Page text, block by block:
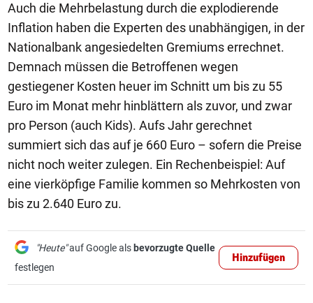
Auch die Mehrbelastung durch die explodierende
Inflation haben die Experten des unabhängigen, in der
Nationalbank angesiedelten Gremiums errechnet.
Demnach müssen die Betroffenen wegen
gestiegener Kosten heuer im Schnitt um bis zu 55
Euro im Monat mehr hinblättern als zuvor, und zwar
pro Person (auch Kids). Aufs Jahr gerechnet
summiert sich das auf je 660 Euro – sofern die Preise
nicht noch weiter zulegen. Ein Rechenbeispiel: Auf
eine vierköpfige Familie kommen so Mehrkosten von
bis zu 2.640 Euro zu.
"Heute"auf Google als bevorzugte Quelle
festlegen
Hinzufügen